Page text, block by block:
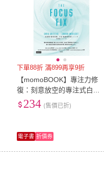
下單88折 滿899再享9折
【momoBOOK】專注力修
復：刻意放空的專注式白日
夢 讓你擺脫瞎忙╳激發創意
╳找回能量(電子書)
234 (售價已折)
電子書 折價券